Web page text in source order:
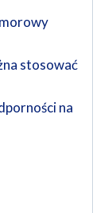
stosować
na